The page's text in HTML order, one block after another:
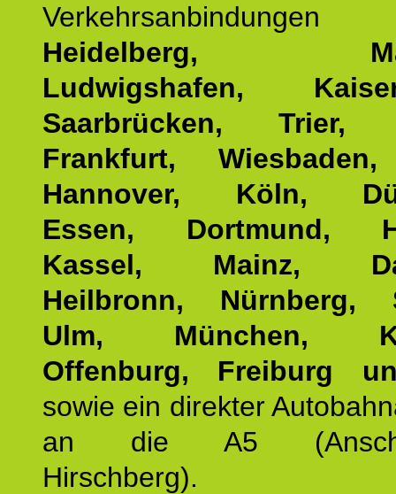
Heidelberg,
Ludwigshafen,
Saarbrücken, Trier,
Frankfurt,
Hannover, Köln,
Essen, Dortmund,
Kassel, Mainz,
Heilbronn, Nürnberg,
Ulm, München,
Offenburg, Freiburg
sowie ein direkter
an die A5
Hirschberg).